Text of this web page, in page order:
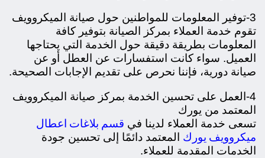
3-توفير المعلومات للمواطنين حول صيانة الميكروويف
تقوم خدمة العملاء بمركز الصيانة بتوفير كافة
المعلومات بطريقة دقيقة حول الخدمة التي يحتاجها
العميل. سواء كانت استفسارات عن العطل أو عن
صيانة دورية، فإننا نحرص على تقديم الإجابات الصحيحة.
4-العمل على تحسين الخدمة بمركز صيانة الميكروويف
المعتمد من يورك
تسعى خدمة العملاء لدينا في قسم بلاغات اعطال
ميكروويف يورك المعتمد دائمًا إلى تحسين جودة
الخدمات المقدمة للعملاء.